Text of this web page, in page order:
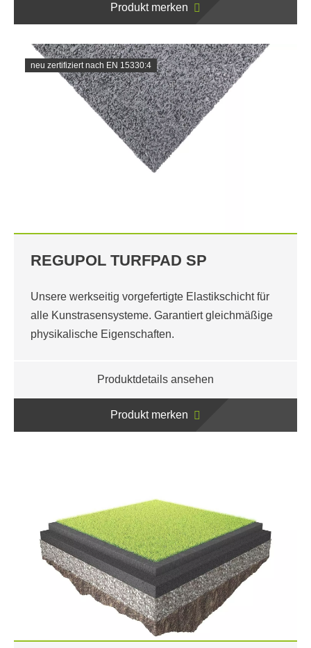
Produkt merken
neu zertifiziert nach EN 15330:4
REGUPOL TURFPAD SP
Unsere werkseitig vorgefertigte Elastikschicht für
alle Kunstrasensysteme. Garantiert gleichmäßige
physikalische Eigenschaften.
Produktdetails ansehen
Produkt merken